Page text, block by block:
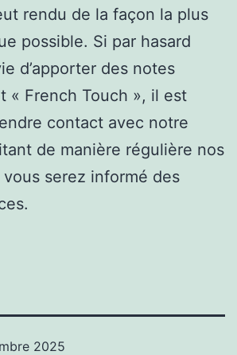
rendu de la façon la plus
possible. Si par hasard
d’apporter des notes
« French Touch », il est
contact avec notre
de manière régulière nos
serez informé des
2025